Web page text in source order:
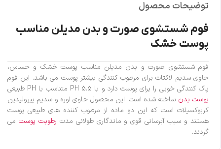
توضیحات محصول
فوم شستشوی صورت و بدن مدیلن مناسب
پوست خشک
فوم شستشوی صورت و بدن مدیلن مناسب پوست خشک و حساس،
حاوی سدیم لاکتات برای مرطوب کنندگی بیشتر پوست می باشد. این فوم
پاک کنندگی خوبی را برای پوست دارد و با PH 5.5 متناسب با PH طبیعی
پوست بدن ساخته شده است. این محصول حاوی اوره و سدیم پیرولیدین
کربوکسیلات است که این دو ماده از مرطوب کننده های طبیعی پوست
هستند و سبب آبرسانی قوی و ماندگاری طولانی مدت رطوبت پوست می
گردند.